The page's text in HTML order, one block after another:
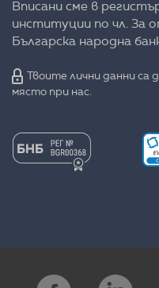
Вписани сме в
институции по чл. 3а
Българска народна
Твоите лични данни са
място при нас.